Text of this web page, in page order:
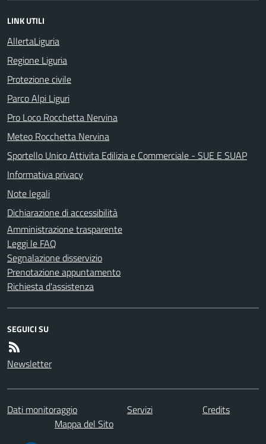
LINK UTILI
AllertaLiguria
Regione Liguria
Protezione civile
Parco Alpi Liguri
Pro Loco Rocchetta Nervina
Meteo Rocchetta Nervina
Sportello Unico Attivita Edilizia e Commerciale - SUE E SUAP
Informativa privacy
Note legali
Dichiarazione di accessibilità
Amministrazione trasparente
Leggi le FAQ
Segnalazione disservizio
Prenotazione appuntamento
Richiesta d'assistenza
SEGUICI SU
Newsletter
Dati monitoraggio Servizi
Credits
Mappa del Sito